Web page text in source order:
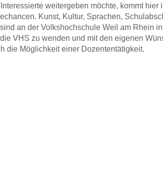
weitergeben möchte, kommt hier
Kunst, Kultur, Sprachen,
an der Volkshochschule Weil am Rhein
VHS zu wenden und mit den eigenen
die Möglichkeit einer Dozententätigkeit.